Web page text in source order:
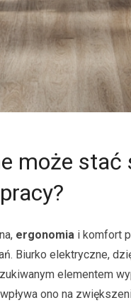
może stać
ergonomia i komfort
Biurko elektryczne,
elementem
ono na